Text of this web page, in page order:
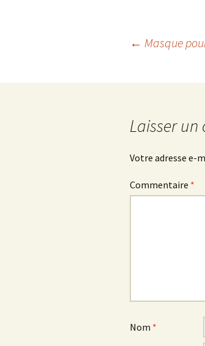
Navigation
des
← Masque
Laisser
Votre adresse e-
Commentaire *
Nom *